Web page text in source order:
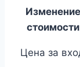
Изменение
стоимости
Цена за